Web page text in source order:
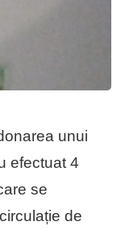
unui
efectuat 4
se
de